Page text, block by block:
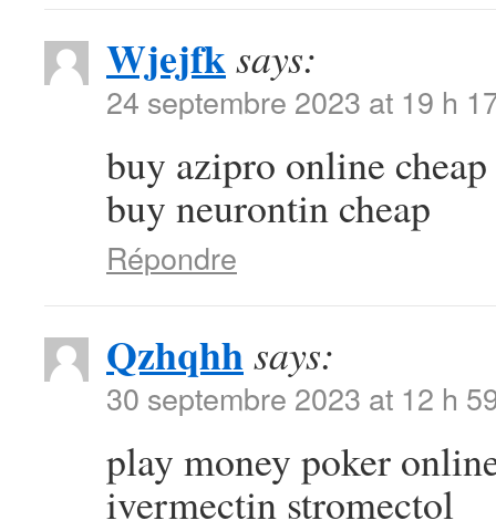
Wjejfksays:
24 septembre 2023 at 19 h
buy azipro online cheap
buy neurontin cheap
Répondre
Qzhqhhsays:
30 septembre 2023 at 12 h
play money poker
ivermectin stromectol